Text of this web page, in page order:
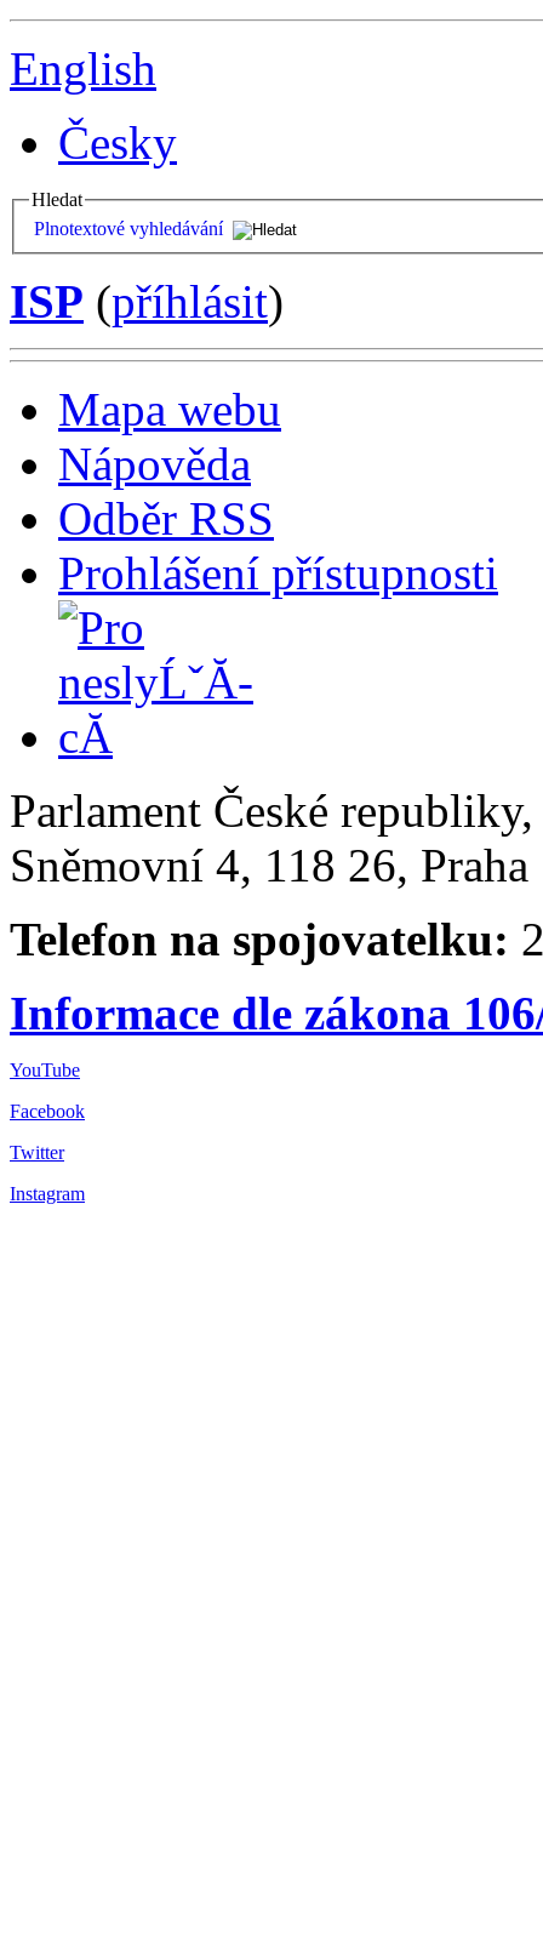
English
Česky
Hledat
Plnotextové vyhledávání
ISP (příhlásit)
Mapa webu
Nápověda
Odběr RSS
Prohlášení přístupnosti
Parlament České
Sněmovní 4, 118 26,
Telefon na spojovatelku:
Informace dle zákona
YouTube
Facebook
Twitter
Instagram